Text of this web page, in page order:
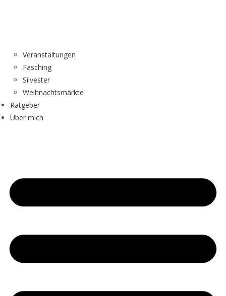
Veranstaltungen
Fasching
Silvester
Weihnachtsmärkte
Ratgeber
Über mich